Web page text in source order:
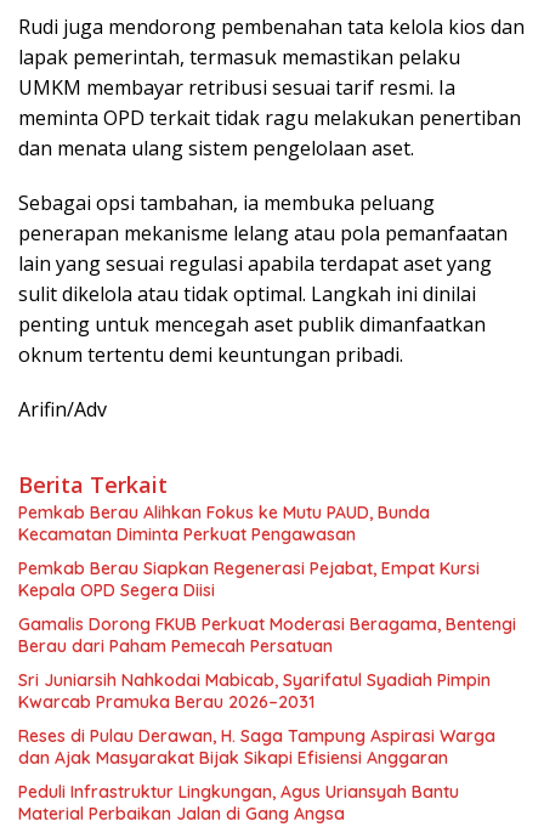
Rudi juga mendorong pembenahan tata kelola kios dan
lapak pemerintah, termasuk memastikan pelaku
UMKM membayar retribusi sesuai tarif resmi. Ia
meminta OPD terkait tidak ragu melakukan penertiban
dan menata ulang sistem pengelolaan aset.
Sebagai opsi tambahan, ia membuka peluang
penerapan mekanisme lelang atau pola pemanfaatan
lain yang sesuai regulasi apabila terdapat aset yang
sulit dikelola atau tidak optimal. Langkah ini dinilai
penting untuk mencegah aset publik dimanfaatkan
oknum tertentu demi keuntungan pribadi.
Arifin/Adv
Berita Terkait
Pemkab Berau Alihkan Fokus ke Mutu PAUD, Bunda
Kecamatan Diminta Perkuat Pengawasan
Pemkab Berau Siapkan Regenerasi Pejabat, Empat Kursi
Kepala OPD Segera Diisi
Gamalis Dorong FKUB Perkuat Moderasi Beragama, Bentengi
Berau dari Paham Pemecah Persatuan
Sri Juniarsih Nahkodai Mabicab, Syarifatul Syadiah Pimpin
Kwarcab Pramuka Berau 2026–2031
Reses di Pulau Derawan, H. Saga Tampung Aspirasi Warga
dan Ajak Masyarakat Bijak Sikapi Efisiensi Anggaran
Peduli Infrastruktur Lingkungan, Agus Uriansyah Bantu
Material Perbaikan Jalan di Gang Angsa